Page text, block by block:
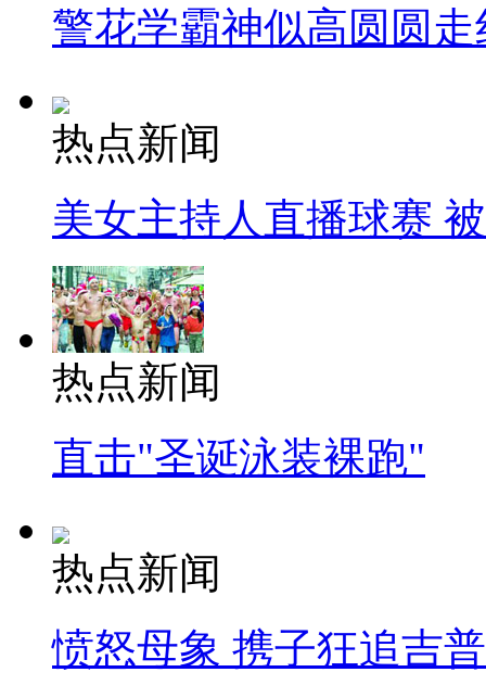
警花学霸神似高圆圆走
热点新闻
美女主持人直播球赛
热点新闻
直击"圣诞泳装裸跑"
热点新闻
愤怒母象 携子狂追吉